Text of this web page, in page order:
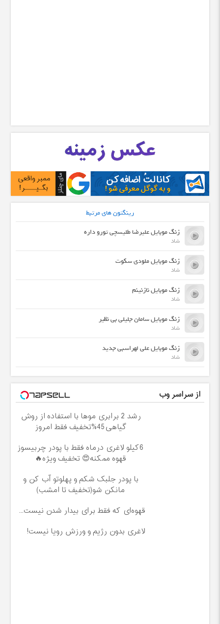
رینگتون های مرتبط
زنگ موبایل علیرضا طلیسچی تورو داره
شاد
زنگ موبایل ملودی سکوت
شاد
زنگ موبایل نازنینم
شاد
زنگ موبایل سامان جلیلی بی نظیر
شاد
زنگ موبایل علی لهراسبی جدید
شاد
از سراسر وب
رشد 2 برابری موها با استفاده از روش
گیاهی45%تخفیف فقط امروز
6کیلو لاغری درماه فقط با پودر چربیسوز
قهوه ممکنه😍 تخفیف ویژه🔥
با پودر جلبک شکم و پهلوتو آب کن و
مانکن شو(تخفیف تا امشب)
قهوه‌ای که فقط برای بیدار شدن نیست...
لاغری بدون رژیم و ورزش رویا نیست!